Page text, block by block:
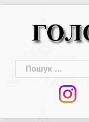
Пошук: